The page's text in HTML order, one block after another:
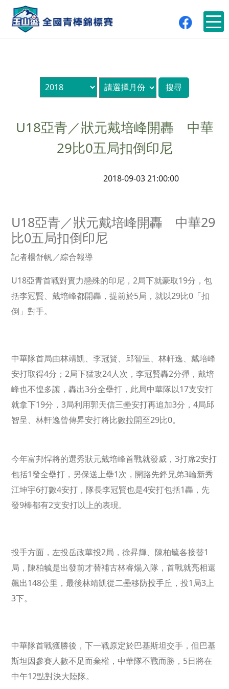
U18亞青／狀元戴培峰開轟 中華
29比0五局扣倒印尼
2018-09-03 21:00:00
U18亞青／狀元戴培峰開轟 中華29
比0五局扣倒印尼
記者楊舒帆／綜合報導
U18亞青首戰對實力懸殊的印尼，2局下就豪取19分，包
括李冠賢、戴培峰都開轟，提前於5局，就以29比0「扣
倒」對手。
中華隊首局由林靖凱、李冠賢、邱智呈、林軒逸、戴培峰
安打取得4分；2局下猛攻24人次，李冠賢轟2分彈，戴培
峰也不惶多讓，轟出3分全壘打，此局中華隊以17支安打
就拿下19分，3局利用郭天信三壘安打再追加3分，4局邱
智呈、林軒逸曾傳昇安打將比數拉開至29比0。
今年富邦悍將的選秀狀元戴培峰首戰就發威，3打席2安打
包括1發全壘打，另保送上壘1次，開路先鋒兄弟3輪新秀
江坤宇6打數4安打，隊長李冠賢也是4安打包括1轟，先
發9棒都有2支安打以上的表現。
投手方面，左投岳政華投2局，徐昇輝、陳柏毓各接替1
局，陳柏毓是出發前才替補古林睿煬入隊，首戰就亮相還
飆出148公里，最後林靖凱從二壘移防投手丘，投1局3上
3下。
中華隊首戰獲勝後，下一戰原定於巴基斯坦交手，但巴基
斯坦因參賽人數不足而棄權，中華隊不戰而勝，5日將在
中午12點對決大陸隊。